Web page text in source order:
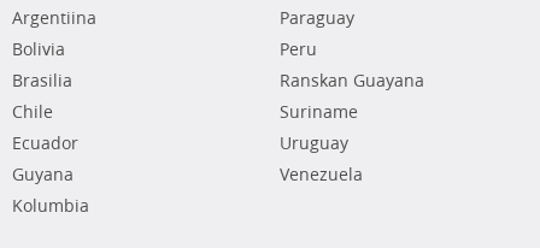
Argentiina
Bolivia
Brasilia
Chile
Ecuador
Guyana
Kolumbia
Paraguay
Peru
Ranskan Guayana
Suriname
Uruguay
Venezuela